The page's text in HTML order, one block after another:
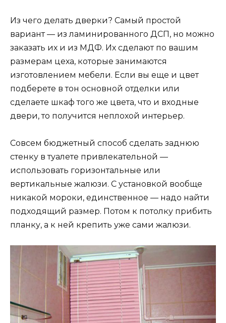
Из чего делать дверки? Самый простой
вариант — из ламинированного ДСП, но можно
заказать их и из МДФ. Их сделают по вашим
размерам цеха, которые занимаются
изготовлением мебели. Если вы еще и цвет
подберете в тон основной отделки или
сделаете шкаф того же цвета, что и входные
двери, то получится неплохой интерьер.
Совсем бюджетный способ сделать заднюю
стенку в туалете привлекательной —
использовать горизонтальные или
вертикальные жалюзи. С установкой вообще
никакой мороки, единственное — надо найти
подходящий размер. Потом к потолку прибить
планку, а к ней крепить уже сами жалюзи.